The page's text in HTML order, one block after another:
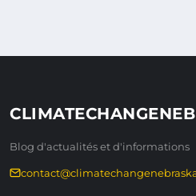
Blog d'actualités et d'informations